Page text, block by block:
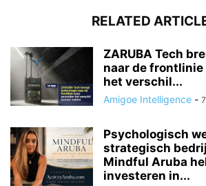
RELATED
ZARUBA Tech
naar de frontlinie
het verschil...
Amigoe Intelligence -
Psychologisch
strategisch
Mindful Aruba
investeren in...